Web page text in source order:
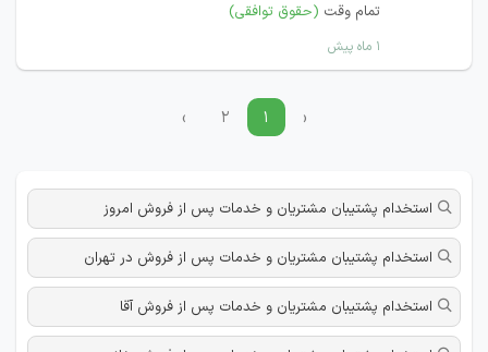
تمام وقت (حقوق توافقی)
۱ ماه پیش
‹ ۱ ۲ ›
استخدام پشتیبان مشتریان و خدمات پس از فروش امروز
استخدام پشتیبان مشتریان و خدمات پس از فروش در تهران
استخدام پشتیبان مشتریان و خدمات پس از فروش آقا